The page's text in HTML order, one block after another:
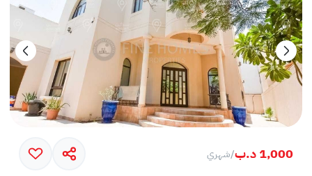
1,000 د.ب /شهري